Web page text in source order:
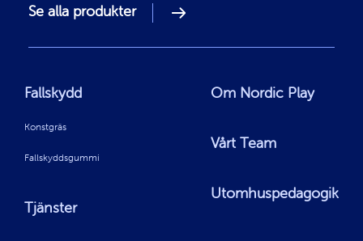
Se alla produkter
Fallskydd
Konstgräs
Fallskyddsgummi
Tjänster
Om Nordic Play
Vårt Team
Utomhuspedagogik